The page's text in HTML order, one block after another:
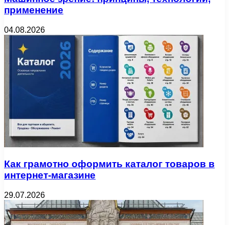
применение
04.08.2026
Как грамотно оформить каталог товаров в
интернет-магазине
29.07.2026